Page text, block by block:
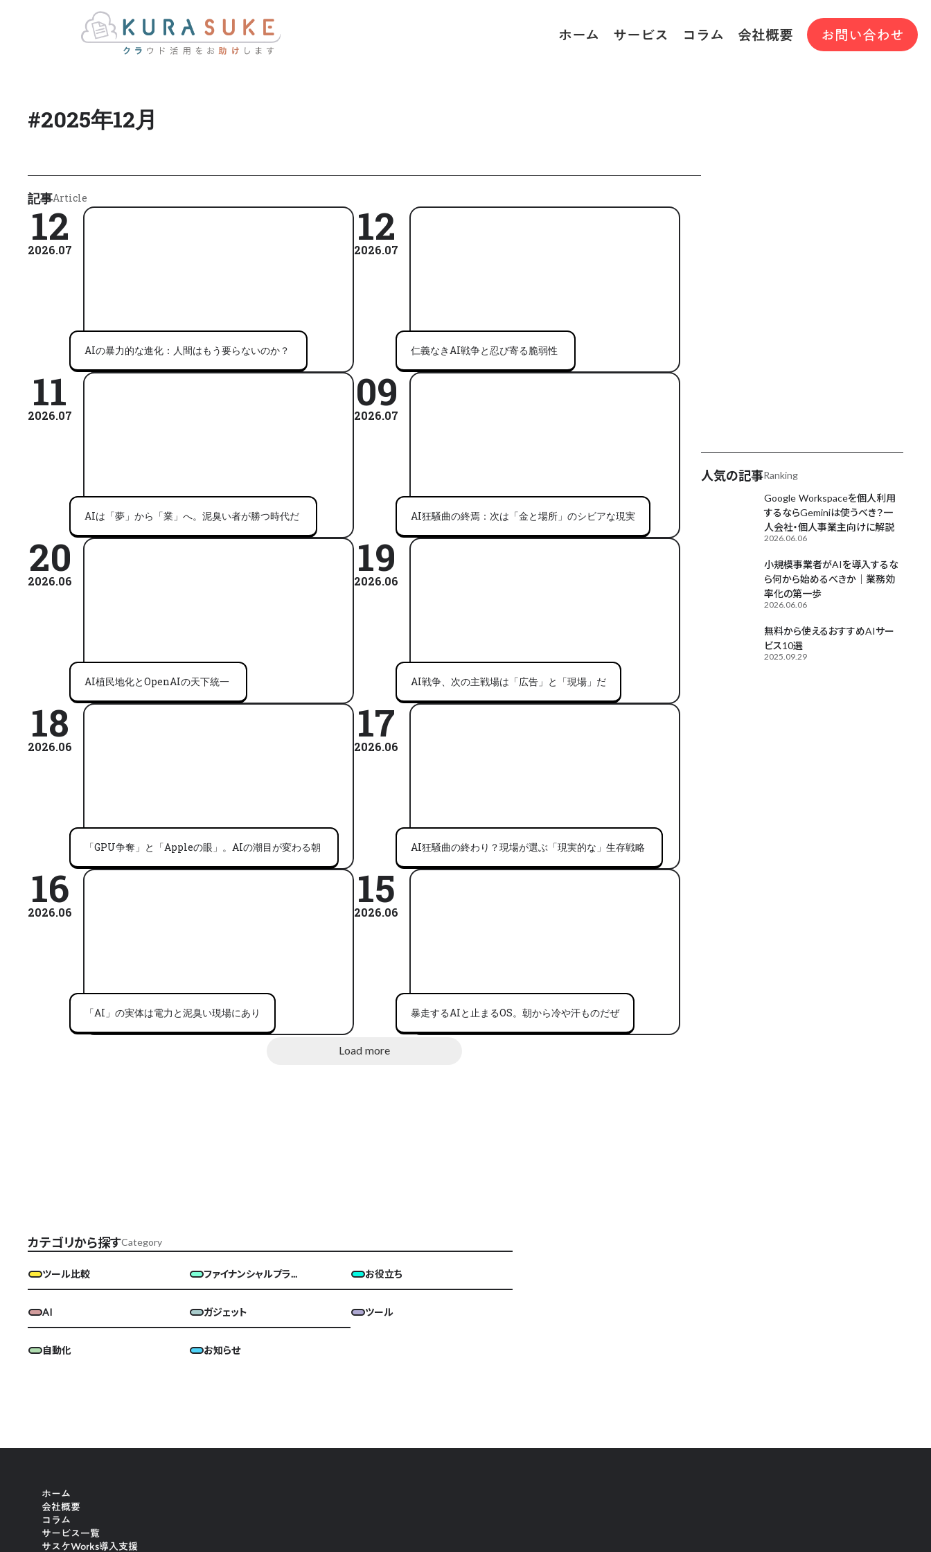
ホーム サービス コラム 会社概要 お問い合わせ
#2025年12月
記事Article
12
2026.07
AIの暴力的な進化：人間はもう要らないのか？
12
2026.07
仁義なきAI戦争と忍び寄る脆弱性
11
2026.07
AIは「夢」から「業」へ。泥臭い者が勝つ時代だ
09
2026.07
AI狂騒曲の終焉：次は「金と場所」のシビアな現実
20
2026.06
AI植民地化とOpenAIの天下統一
19
2026.06
AI戦争、次の主戦場は「広告」と「現場」だ
18
2026.06
「GPU争奪」と「Appleの眼」。AIの潮目が変わる朝
17
2026.06
AI狂騒曲の終わり？現場が選ぶ「現実的な」生存戦略
16
2026.06
「AI」の実体は電力と泥臭い現場にあり
15
2026.06
暴走するAIと止まるOS。朝から冷や汗ものだぜ
Load more
人気の記事Ranking
Google Workspaceを個人利用
するならGeminiは使うべき？一
人会社・個人事業主向けに解説
2026.06.06
小規模事業者がAIを導入するな
ら何から始めるべきか｜業務効
率化の第一歩
2026.06.06
無料から使えるおすすめAIサー
ビス10選
2025.09.29
カテゴリから探すCategory
ツール比較 ファイナンシャルプラ... お役立ち
AI ガジェット ツール
自動化 お知らせ
ホーム
会社概要
コラム
サービス一覧
サスケWorks導入支援